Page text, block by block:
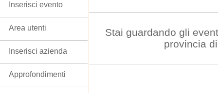
Stai guardando gli
provincia
Inserisci evento
Area utenti
Inserisci azienda
Approfondimenti